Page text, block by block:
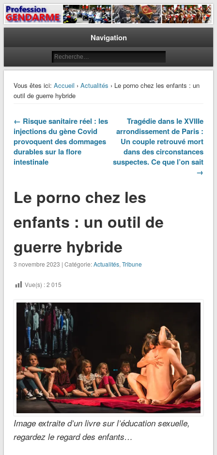
Profession Gendarme
Le journal des gendarmes
Navigation
Vous êtes ici: Accueil › Actualités › Le porno chez les enfants : un
outil de guerre hybride
← Risque sanitaire réel : les
injections du gène Covid
provoquent des dommages
durables sur la flore
intestinale
Tragédie dans le XVIIIe
arrondissement de Paris :
Un couple retrouvé mort
dans des circonstances
suspectes. Ce que l’on sait
→
Le porno chez les
enfants : un outil de
guerre hybride
3 novembre 2023 | Catégorie:Actualités, Tribune
Vue(s) :2 015
Image extraite d’un livre sur l’éducation sexuelle,
regardez le regard des enfants…